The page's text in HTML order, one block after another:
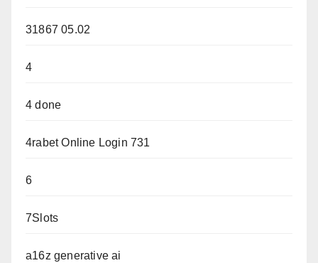
31867 05.02
4
4 done
4rabet Online Login 731
6
7Slots
a16z generative ai